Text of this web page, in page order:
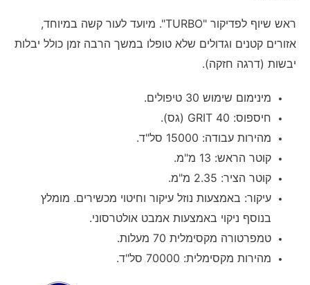
ראש שיוף לפדיקור "TURBO". מיועד לעור קשה במיוחד,
אזורים קטנים וגדולים שלא טופלו במשך הרבה זמן כולל יבלות
יבשות (דרגה חזקה).
מינימום שימוש 30 טיפולים.
חיספוס: 40 GRIT (גס).
מהירות עבודה: 15000 סל"ד.
קוטר הראש: 13 מ"מ.
קוטר הציר: 2.35 מ"מ.
עיקור: באמצעות נוזל עיקור וחיטוי מכשירים. מומלץ
בנוסף ניקוי באמצעות אמבט אולטרסוני.
טמפרטורה מקסימלית 70 מעלות.
מהירות מקסימלית: 70000 סל"ד.